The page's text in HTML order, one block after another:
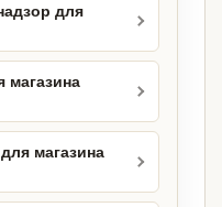
для
магазина
магазина